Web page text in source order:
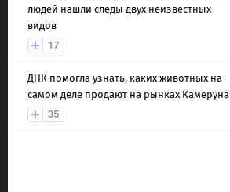
людей нашли следы двух неизвестных
видов
17
ДНК помогла узнать, каких животных на
самом деле продают на рынках Камеруна
35